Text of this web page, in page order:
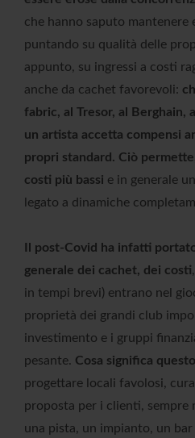
che hanno saputo mantenere
puntando su qualità delle
appunto, su ingressi a costi
anche da cachet favorevoli:
fabric, al Tresor, al Berghain,
un artista accetta compensi
propri standard. Ciò
costi più bassi e in generale
legato a dinamiche
Il post-Covid ha infatti
generale dei cachet, dei costi
in tempi brevi) entrano nel
proprietà dei grandi club
investimento e i gruppi
pesante. Cosa significa
progettare locali favolosi,
proposta per i clienti, sempre
una pista, un impianto, un bar